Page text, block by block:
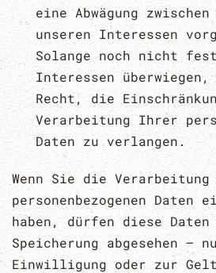
eine Abwägung
unseren Interessen
Solange noch nicht
Interessen überwiegen,
Recht, die
Verarbeitung Ihrer
Daten zu verlangen.
Wenn Sie die
personenbezogenen Daten
haben, dürfen diese
Speicherung abgesehen –
Einwilligung oder zur